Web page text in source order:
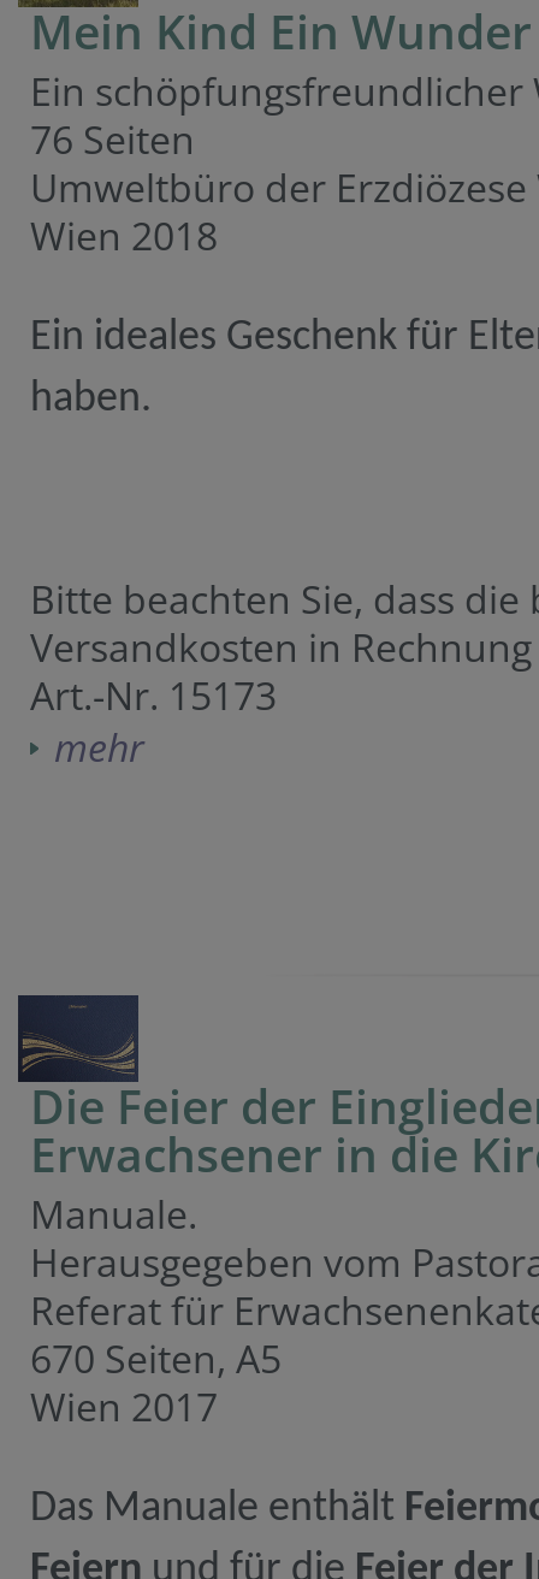
Mein Kind Ein Wunder
Ein schöpfungsfreundlicher
76 Seiten
Umweltbüro der Erzdiözese
Wien 2018
Ein ideales Geschenk für
haben.
Bitte beachten Sie, dass
Versandkosten in
Art.-Nr. 15173
mehr
Die Feier der
Erwachsener in die
Manuale.
Herausgegeben vom
Referat für
670 Seiten, A5
Wien 2017
Das Manuale enthält